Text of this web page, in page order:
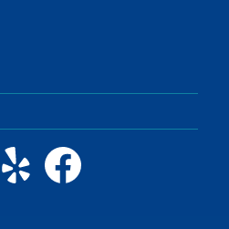
Yelp Facebook